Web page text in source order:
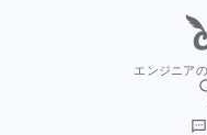
エンジニア